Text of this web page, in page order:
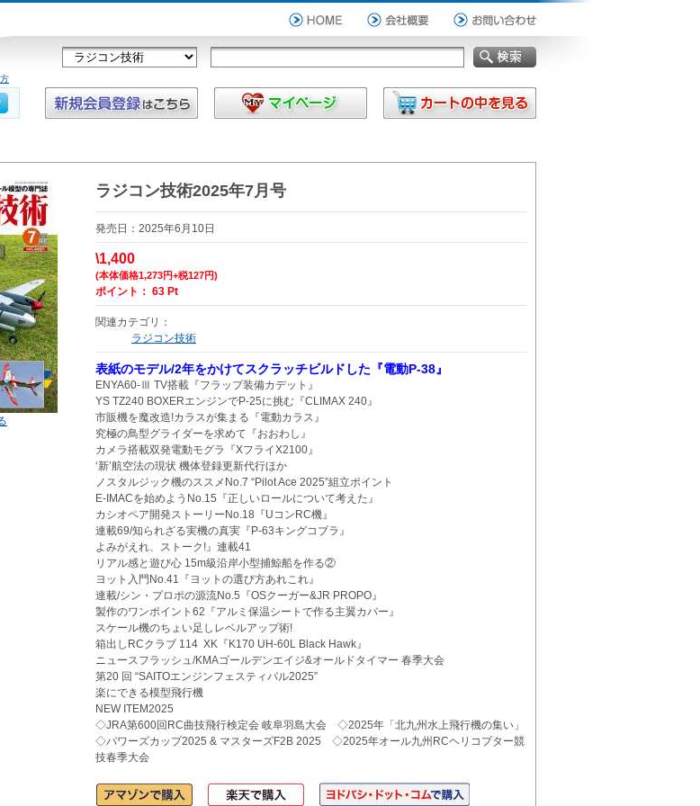
ラジコン技術2025年7月号
発売日：2025年6月10日
\1,400
(本体価格1,273円+税127円)
ポイント： 63 Pt
関連カテゴリ：
ラジコン技術
表紙のモデル/2年をかけてスクラッチビルドした『電動P-38』
ENYA60-Ⅲ TV搭載『フラップ装備カデット』
YS TZ240 BOXERエンジンでP-25に挑む『CLIMAX 240』
市販機を魔改造!カラスが集まる『電動カラス』
究極の鳥型グライダーを求めて『おおわし』
カメラ搭載双発電動モグラ『XフライX2100』
‘新’航空法の現状 機体登録更新代行ほか
ノスタルジック機のススメNo.7 “Pilot Ace 2025”組立ポイント
E-IMACを始めようNo.15『正しいロールについて考えた』
カシオペア開発ストーリーNo.18『UコンRC機』
連載69/知られざる実機の真実『P-63キングコブラ』
よみがえれ、ストーク!』連載41
リアル感と遊び心 15m級沿岸小型捕鯨船を作る②
ヨット入門No.41『ヨットの選び方あれこれ』
連載/シン・プロポの源流No.5『OSクーガー&JR PROPO』
製作のワンポイント62『アルミ保温シートで作る主翼カバー』
スケール機のちょい足しレベルアップ術!
箱出しRCクラブ 114 XK『K170 UH-60L Black Hawk』
ニュースフラッシュ/KMAゴールデンエイジ&オールドタイマー 春季大会
第20 回 “SAITOエンジンフェスティバル2025”
楽にできる模型飛行機
NEW ITEM2025
◇JRA第600回RC曲技飛行検定会 岐阜羽島大会 ◇2025年「北九州水上飛行機の集い」
◇パワーズカップ2025 & マスターズF2B 2025 ◇2025年オール九州RCヘリコプター競
技春季大会